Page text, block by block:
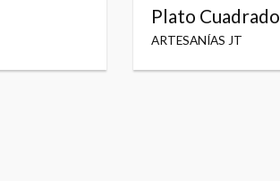
Plato Cuadrado
ARTESANÍAS JT